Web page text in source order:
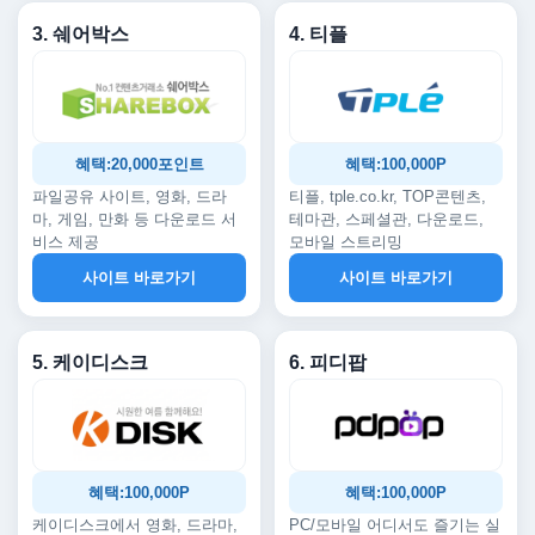
3. 쉐어박스
혜택:20,000포인트
파일공유 사이트, 영화, 드라
마, 게임, 만화 등 다운로드 서
비스 제공
사이트 바로가기
4. 티플
혜택:100,000P
티플, tple.co.kr, TOP콘텐츠,
테마관, 스페셜관, 다운로드,
모바일 스트리밍
사이트 바로가기
5. 케이디스크
혜택:100,000P
케이디스크에서 영화, 드라마,
6. 피디팝
혜택:100,000P
PC/모바일 어디서도 즐기는 실